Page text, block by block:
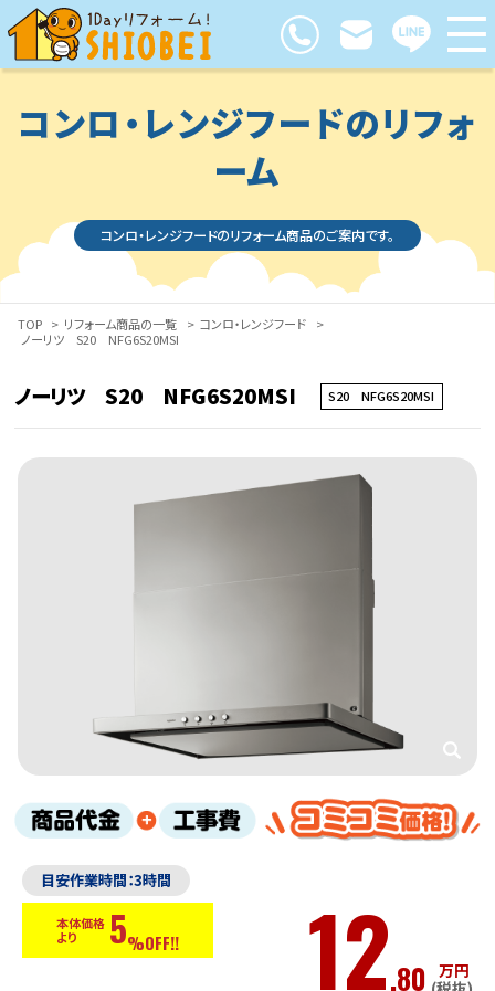
コンロ・レンジフードのリフォ
ーム
コンロ・レンジフードのリフォーム商品のご案内です。
TOP > リフォーム商品の一覧 > コンロ・レンジフード
>
ノーリツ S20 NFG6S20MSI
ノーリツ S20 NFG6S20MSI S20 NFG6S20MSI
目安作業時間：3時間
本体価格
より
5%OFF!! 12.80 万円